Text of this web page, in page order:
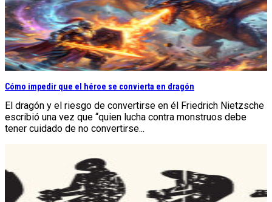
Cómo impedir que el héroe se convierta en dragón
El dragón y el riesgo de convertirse en él Friedrich Nietzsche
escribió una vez que “quien lucha contra monstruos debe
tener cuidado de no convertirse...